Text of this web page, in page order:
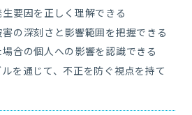
要因を正しく理解できる
の深刻さと影響範囲を把握できる
合の個人への影響を認識できる
を通じて、不正を防ぐ視点を持て